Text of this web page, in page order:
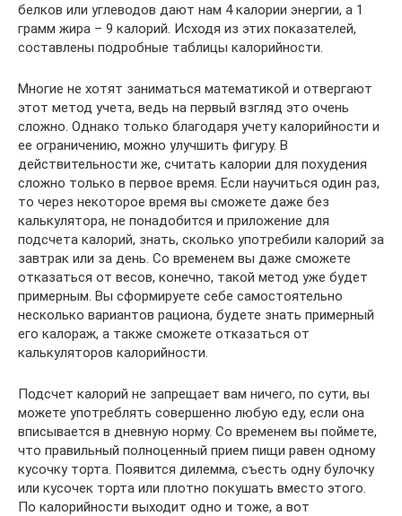
белков или углеводов дают нам 4 калории энергии, а 1
грамм жира – 9 калорий. Исходя из этих показателей,
составлены подробные таблицы калорийности.
Многие не хотят заниматься математикой и отвергают
этот метод учета, ведь на первый взгляд это очень
сложно. Однако только благодаря учету калорийности и
ее ограничению, можно улучшить фигуру. В
действительности же, считать калории для похудения
сложно только в первое время. Если научиться один раз,
то через некоторое время вы сможете даже без
калькулятора, не понадобится и приложение для
подсчета калорий, знать, сколько употребили калорий за
завтрак или за день. Со временем вы даже сможете
отказаться от весов, конечно, такой метод уже будет
примерным. Вы сформируете себе самостоятельно
несколько вариантов рациона, будете знать примерный
его калораж, а также сможете отказаться от
калькуляторов калорийности.
Подсчет калорий не запрещает вам ничего, по сути, вы
можете употреблять совершенно любую еду, если она
вписывается в дневную норму. Со временем вы поймете,
что правильный полноценный прием пищи равен одному
кусочку торта. Появится дилемма, съесть одну булочку
или кусочек торта или плотно покушать вместо этого.
По калорийности выходит одно и тоже, а вот